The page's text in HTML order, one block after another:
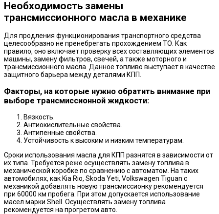
Необходимость замены
трансмиссионного масла в механике
Для продления функционирования транспортного средства
целесообразно не пренебрегать прохождением ТО. Как
правило, оно включает проверку всех составляющих элементов
машины, замену фильтров, свечей, а также моторного и
трансмиссионного масла. Данное топливо выступает в качестве
защитного барьера между деталями КПП.
Факторы, на которые нужно обратить внимание при
выборе трансмиссионной жидкости:
Вязкость.
Антиокислительные свойства.
Антипенные свойства.
Устойчивость к высоким и низким температурам.
Сроки использования масла для КПП разнятся в зависимости от
их типа. Требуется реже осуществлять замену топлива в
механической коробке по сравнению с автоматом. На таких
автомобилях, как Kia Rio, Skoda Yeti, Volkswagen Tiguan с
механикой добавлять новую трансмиссионку рекомендуется
при 60000 км пробега. При этом допускается использование
масел марки Shell. Осуществлять замену топлива
рекомендуется на прогретом авто.